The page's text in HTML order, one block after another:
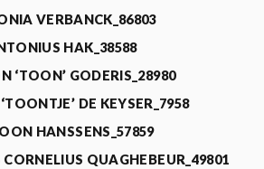
VERBANCK_86803
HAK_38588
‘TOON’ GODERIS_28980
DE KEYSER_7958
HANSSENS_57859
QUAGHEBEUR_49801